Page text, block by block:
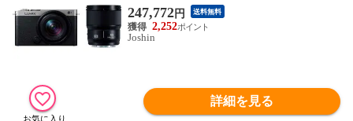
ト（ダークシルバー） Panasonic DC-S9W-S
【返品種別A】
247,772円 送料無料
2,252
Joshin
詳細を見る